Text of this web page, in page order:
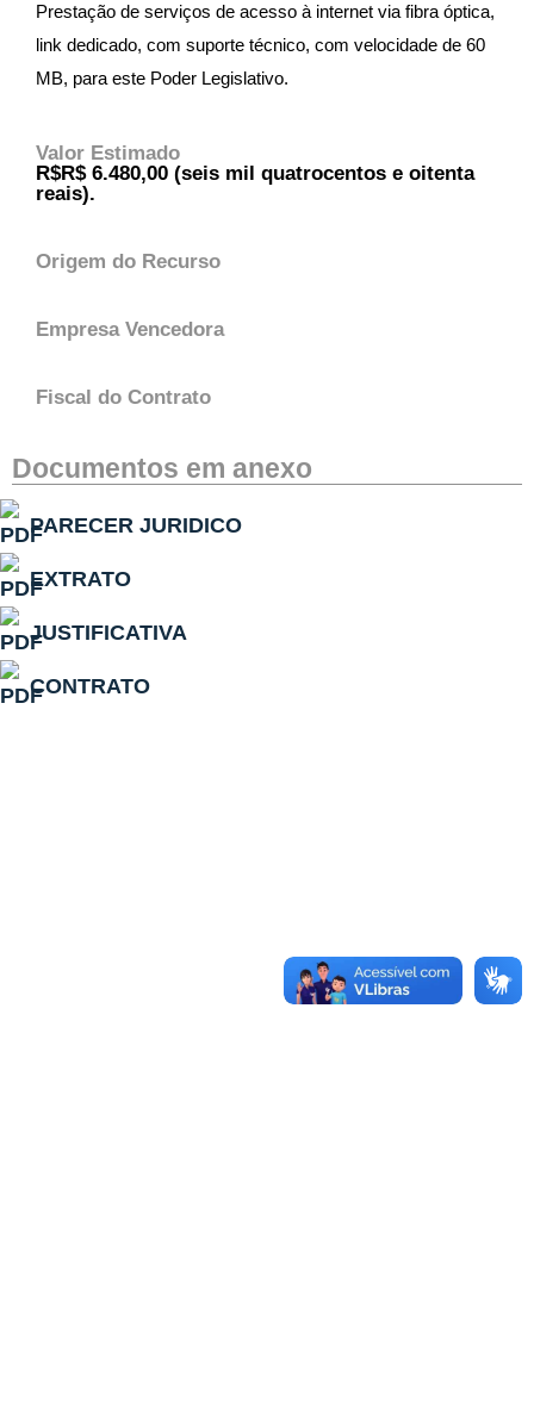
Prestação de serviços de acesso à internet via fibra óptica,
link dedicado, com suporte técnico, com velocidade de 60
MB, para este Poder Legislativo.
Valor Estimado
R$R$ 6.480,00 (seis mil quatrocentos e oitenta
reais).
Origem do Recurso
Empresa Vencedora
Fiscal do Contrato
Documentos em anexo
PARECER JURIDICO
EXTRATO
JUSTIFICATIVA
CONTRATO